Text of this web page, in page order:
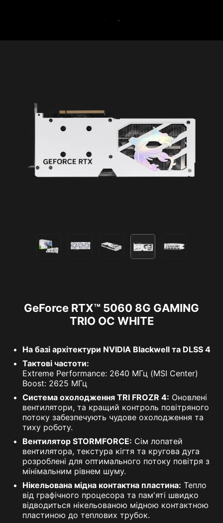
GeForce RTX™ 5060 8G GAMING
TRIO OC WHITE
На базі архітектури NVIDIA Blackwell та DLSS 4
Тактові частоти:
Extreme Performance: 2640 МГц (MSI Center)
Boost: 2625 МГц
Система охолодження TRI FROZR 4: Оновлені
вентилятори, та кращий контроль повітряного
потоку забезпечують чудове охолодження та
тиху роботу.
Вентилятор STORMFORCE: Сім лопатей
вентилятора, текстура кігтя та кругова дуга
розроблені для оптимального потоку повітря з
мінімальним рівнем шуму.
Нікельована мідна контактна пластина: Тепло
від графічного процесора та пам'яті швидко
відводиться нікельованою мідною контактною
пластиною до теплових трубок.